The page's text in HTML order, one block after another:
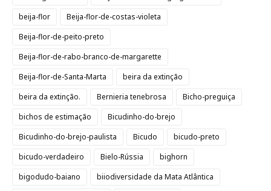
beija-flor
Beija-flor-de-costas-violeta
Beija-flor-de-peito-preto
Beija-flor-de-rabo-branco-de-margarette
Beija-flor-de-Santa-Marta
beira da extinção
beira da extinção.
Bernieria tenebrosa
Bicho-preguiça
bichos de estimação
Bicudinho-do-brejo
Bicudinho-do-brejo-paulista
Bicudo
bicudo-preto
bicudo-verdadeiro
Bielo-Rússia
bighorn
bigodudo-baiano
biiodiversidade da Mata Atlântica